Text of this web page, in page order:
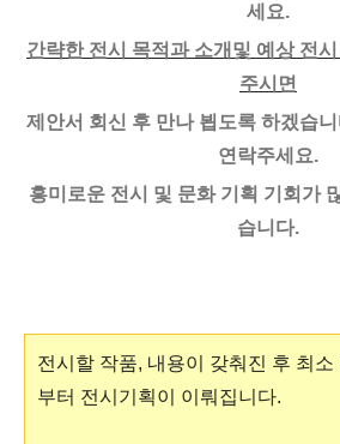
세요.
간략한 전시 목적과 소개및 예상 전
주시면
제안서 회신 후 만나 뵙도록 하겠습
연락주세요.
흥미로운 전시 및 문화 기획 기회가
습니다.
전시할 작품, 내용이 갖춰진 후 최소
부터 전시기획이 이뤄집니다.